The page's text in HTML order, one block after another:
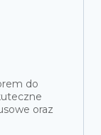
do
oraz